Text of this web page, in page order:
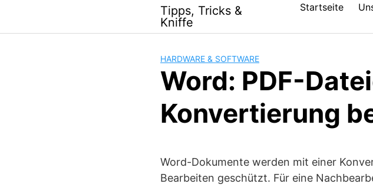
content
Tipps, Tricks &
Kniffe
Startseite
HARDWARE & SOFTWARE
Word: PDF-
Konvertierung
Word-Dokumente werden mit einer
Bearbeiten geschützt. Für eine